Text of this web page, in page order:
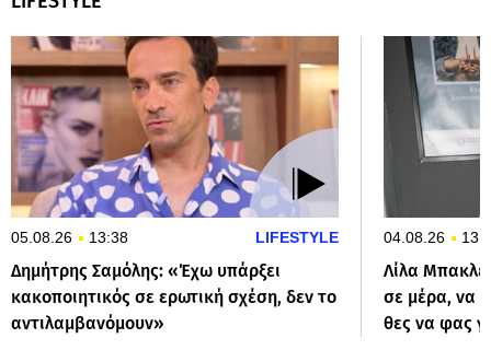
05.08.26 13:38 LIFESTYLE
Δημήτρης Σαμόλης: «Έχω υπάρξει
κακοποιητικός σε ερωτική σχέση, δεν το
αντιλαμβανόμουν»
04.08.26
Λίλα
σε μέρα, να
θες να φας